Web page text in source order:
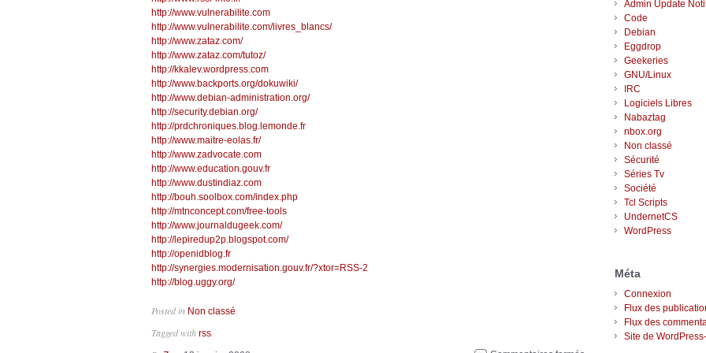
http://www.vulnerabilite.com
http://www.vulnerabilite.com/livres_blancs/
http://www.zataz.com/
http://www.zataz.com/tutoz/
http://kkalev.wordpress.com
http://www.backports.org/dokuwiki/
http://www.debian-administration.org/
http://security.debian.org/
http://prdchroniques.blog.lemonde.fr
http://www.maitre-eolas.fr/
http://www.zadvocate.com
http://www.education.gouv.fr
http://www.dustindiaz.com
http://bouh.soolbox.com/index.php
http://mtnconcept.com/free-tools
http://www.journaldugeek.com/
http://lepiredup2p.blogspot.com/
http://openidblog.fr
http://synergies.modernisation.gouv.fr/?xtor=RSS-2
http://blog.uggy.org/
Posted in Non classé
Tagged with rss
Admin Update
Code
Debian
Eggdrop
Geekeries
GNU/Linux
IRC
Logiciels Libres
Nabaztag
nbox.org
Non classé
Sécurité
Séries Tv
Société
Tcl Scripts
UndernetCS
WordPress
Méta
Connexion
Flux des
Flux des
Site de